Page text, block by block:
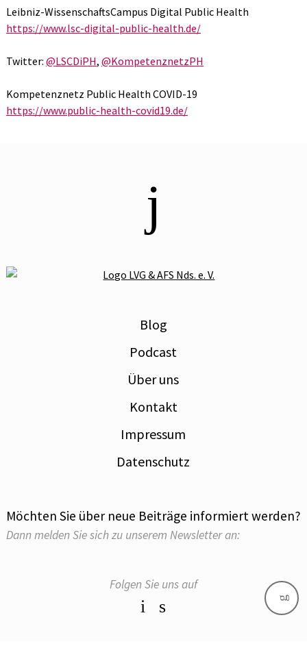
g
Leibniz-WissenschaftsCampus Digital Public Health
https://www.lsc-digital-public-health.de/
Twitter: @LSCDiPH, @KompetenznetzPH
Kompetenznetz Public Health COVID-19
https://www.public-health-covid19.de/
j
Blog
Podcast
Über uns
Kontakt
Impressum
Datenschutz
Möchten Sie über neue Beiträge informiert werden?
Dann melden Sie sich zu unserem Newsletter an:
Folgen Sie uns auf
i s